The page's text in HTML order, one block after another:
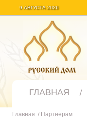
9 АВГУСТА 2026
ГЛАВНАЯ
Главная / Партнерам